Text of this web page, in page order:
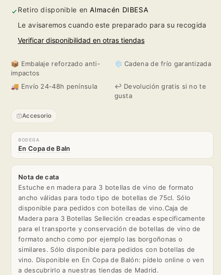
3
Botellas
Selección
3
Botellas
Selección
Retiro disponible enAlmacén DIBESA
Le avisaremos cuando este preparado para su recogida
Verificar disponibilidad en otras tiendas
📦 Embalaje reforzado anti-
impactos
❄️ Cadena de frío garantizada
🚚 Envío 24-48h península
↩️ Devolución gratis si no te
gusta
Accesorio
BODEGA
En Copa de Baln
Nota de cata
Estuche en madera para 3 botellas de vino de formato
ancho válidas para todo tipo de botellas de 75cl. Sólo
disponible para pedidos con botellas de vino.Caja de
Madera para 3 Botellas Selleción creadas especificamente
para el transporte y conservación de botellas de vino de
formato ancho como por ejemplo las borgoñonas o
similares. Sólo disponible para pedidos con botellas de
vino. Disponible en En Copa de Balón: pídelo online o ven
a descubrirlo a nuestras tiendas de Madrid.